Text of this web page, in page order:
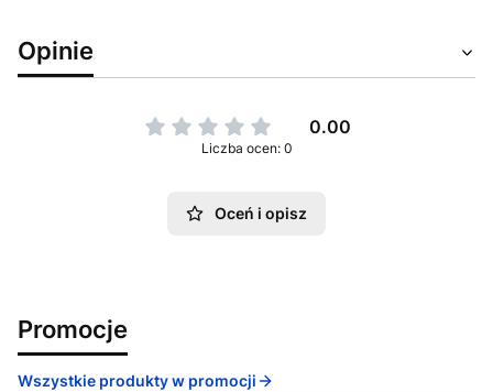
Opinie
0.00
Liczba ocen: 0
Oceń i opisz
Promocje
Wszystkie produkty w promocji